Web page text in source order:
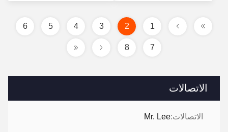
الاتصالات
الاتصالات:Mr. Lee
1
2
3
4
5
6
7
8